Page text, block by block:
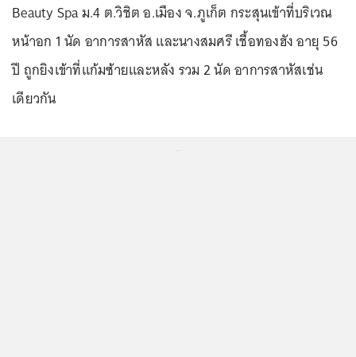
Beauty Spa ม.4 ต.วิชิต อ.เมือง จ.ภูเก็ต กระสุนเข้าที่บริเวณ
หน้าอก 1 นัด อาการสาหัส และนางสมศรี เชื้อทองฮัง อายุ 56
ปี ถูกยิงเข้าที่แก้มซ้ายและหลัง รวม 2 นัด อาการสาหัสเช่น
เดียวกัน